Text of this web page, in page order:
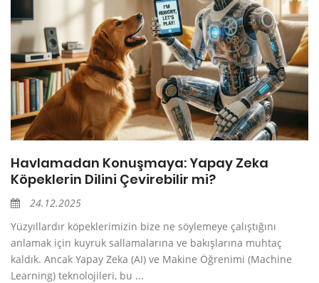
Havlamadan Konuşmaya: Yapay Zeka
Köpeklerin Dilini Çevirebilir mi?
24.12.2025
Yüzyıllardır köpeklerimizin bize ne söylemeye çalıştığını
anlamak için kuyruk sallamalarına ve bakışlarına muhtaç
kaldık. Ancak Yapay Zeka (AI) ve Makine Öğrenimi (Machine
Learning) teknolojileri, bu ...